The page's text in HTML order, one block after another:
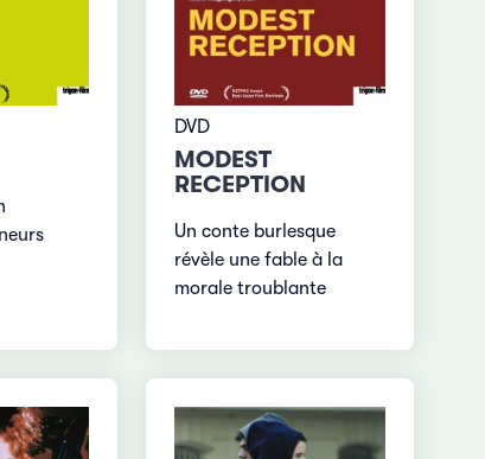
DVD
MODEST
RECEPTION
Un conte burlesque
révèle une fable à la
morale troublante